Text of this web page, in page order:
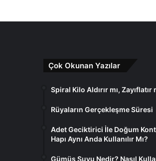
Çok Okunan Yazılar
Spiral Kilo Aldırır mı, Zayıflatır
Rüyaların Gerçekleşme Süresi
Adet Geciktirici İle Doğum
Hapı Aynı Anda Kullanılır Mı?
Gümüş Suyu Nedir? Nasıl